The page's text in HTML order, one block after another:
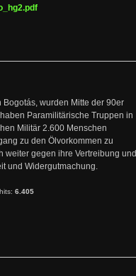
wurden Mitte der 90er
Paramilitärische Truppen in
Militär 2.600 Menschen
zu den Ölvorkommen zu
weiter gegen ihre Vertreibung und
und Widergutmachung.
6.405